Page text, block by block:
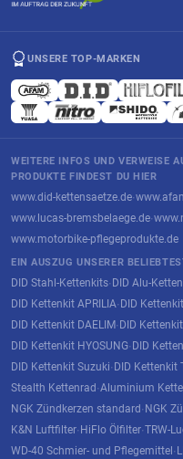
UNSERE TOP-MARKEN
WEITERE INFOS UND VERWEISE
PRODUKTE FINDEST DU HIER
www.did-kettensaetze.de·
www.lucas-bremsbelaege.de·
www.motorbike-pflegeprodukte.de
EIN AUSZUG UNSERER
DID Stahl-Kettenkits· DID Alu-
DID Kettenkit APRILIA· DID
DID Kettenkit DAELIM· DID
DID Kettenkit HYOSUNG· DID
DID Kettenkit Suzuki· DID Kettenkit
Stealth Kettenrad·Aluminium
NGK Zündkerzen standard· NGK
K&N Luftfilter· HiFlo Ölfilter·TRW-
WD-40 Schmier- und Pflegemittel·